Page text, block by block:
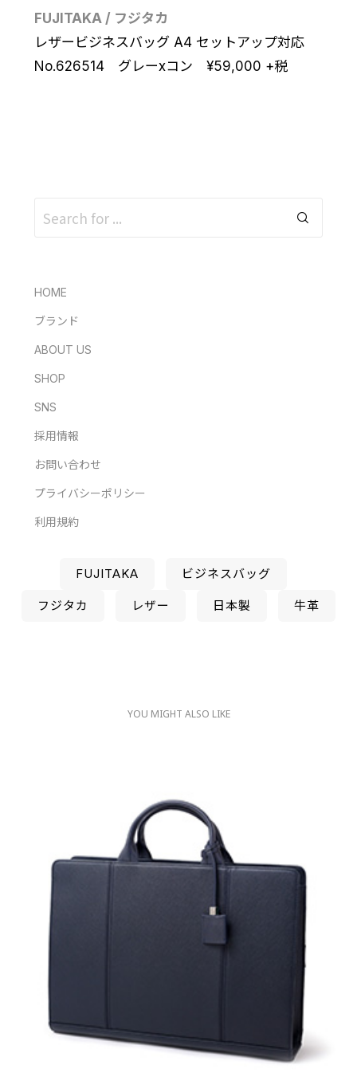
FUJITAKA / フジタカ
レザービジネスバッグ A4 セットアップ対応
No.626514 グレーxコン ¥59,000 +税
HOME
ブランド
ABOUT US
SHOP
SNS
採用情報
お問い合わせ
プライバシーポリシー
利用規約
FUJITAKA ビジネスバッグ
フジタカ レザー 日本製 牛革
YOU MIGHT ALSO LIKE